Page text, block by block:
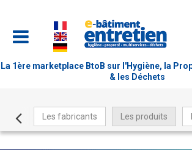
La 1ère marketplace BtoB sur l'Hygiène, la
& les Déchets
Les fabricants Les produits